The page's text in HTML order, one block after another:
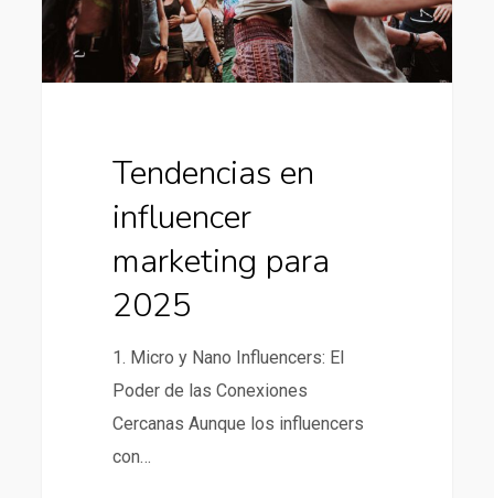
Tendencias en
influencer
marketing para
2025
1. Micro y Nano Influencers: El
Poder de las Conexiones
Cercanas Aunque los influencers
con…